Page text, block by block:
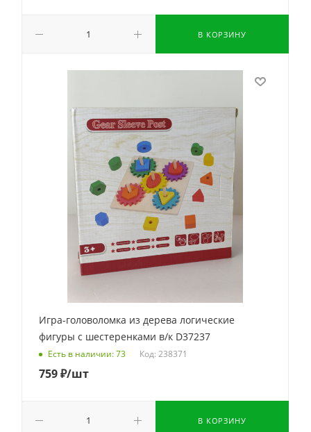
В КОРЗИНУ
Игра-головоломка из дерева логические
фигуры с шестеренками в/к D37237
Есть в наличии: 73 Код: 238371
759₽/шт
В КОРЗИНУ